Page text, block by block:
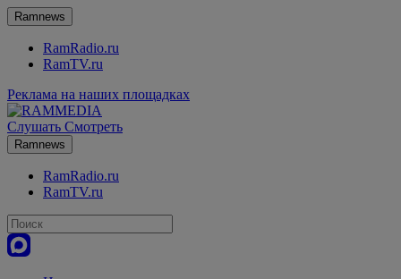
Ramnews
RamRadio.ru
RamTV.ru
Реклама на наших площадках
Слушать Смотреть
Ramnews
RamRadio.ru
RamTV.ru